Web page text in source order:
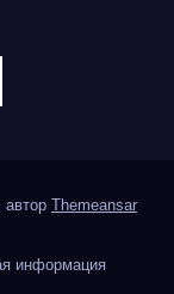
автор Themeansar
информация